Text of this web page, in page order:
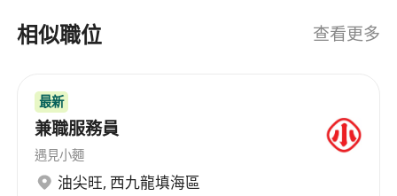
相似職位 查看更多
最新
兼職服務員
遇見小麵
油尖旺, 西九龍填海區